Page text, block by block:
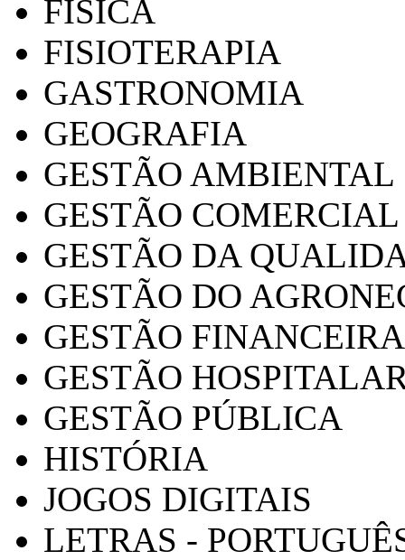
FÍSICA
FISIOTERAPIA
GASTRONOMIA
GEOGRAFIA
GESTÃO AMBIENTAL
GESTÃO COMERCIAL
GESTÃO DA
GESTÃO DO
GESTÃO FINANCEIRA
GESTÃO
GESTÃO PÚBLICA
HISTÓRIA
JOGOS DIGITAIS
LETRAS -